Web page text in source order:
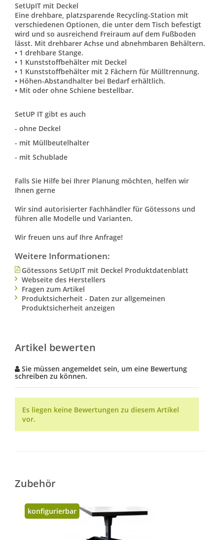
SetUpIT mit Deckel
Eine drehbare, platzsparende Recycling-Station mit
verschiedenen Optionen, die unter dem Tisch befestigt
wird und so ausreichend Freiraum auf dem Fußboden
lässt. Mit drehbarer Achse und abnehmbaren Behältern.
• 1 drehbare Stange.
• 1 Kunststoffbehälter mit Deckel
• 1 Kunststoffbehälter mit 2 Fächern für Mülltrennung.
• Höhen-Abstandhalter bei Bedarf erhältlich.
• Mit oder ohne Schiene bestellbar.
SetUP IT gibt es auch
- ohne Deckel
- mit Müllbeutelhalter
- mit Schublade
Falls Sie Hilfe bei Ihrer Planung möchten, helfen wir
Ihnen gerne
Wir sind autorisierter Fachhändler für Götessons und
führen alle Modelle und Varianten.
Wir freuen uns auf Ihre Anfrage!
Weitere Informationen:
Götessons SetUpIT mit Deckel Produktdatenblatt
Webseite des Herstellers
Fragen zum Artikel
Produktsicherheit - Daten zur allgemeinen
Produktsicherheit anzeigen
Artikel bewerten
Sie müssen angemeldet sein, um eine Bewertung
schreiben zu können.
Es liegen keine Bewertungen zu diesem Artikel
vor.
Zubehör
konfigurierbar